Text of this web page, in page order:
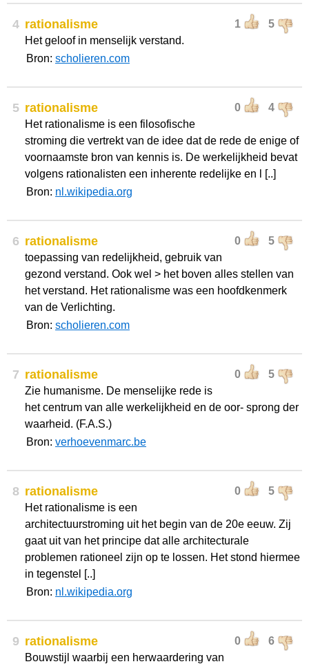
4 1 5
rationalisme
Het geloof in menselijk verstand.
Bron: scholieren.com
5 0 4
rationalisme
Het rationalisme is een filosofische
stroming die vertrekt van de idee dat de rede de enige of
voornaamste bron van kennis is. De werkelijkheid bevat
volgens rationalisten een inherente redelijke en l [..]
Bron: nl.wikipedia.org
6 0 5
rationalisme
toepassing van redelijkheid, gebruik van
gezond verstand. Ook wel > het boven alles stellen van
het verstand. Het rationalisme was een hoofdkenmerk
van de Verlichting.
Bron: scholieren.com
7 0 5
rationalisme
Zie humanisme. De menselijke rede is
het centrum van alle werkelijkheid en de oor- sprong der
waarheid. (F.A.S.)
Bron: verhoevenmarc.be
8 0 5
rationalisme
Het rationalisme is een
architectuurstroming uit het begin van de 20e eeuw. Zij
gaat uit van het principe dat alle architecturale
problemen rationeel zijn op te lossen. Het stond hiermee
in tegenstel [..]
Bron: nl.wikipedia.org
9 0 6
rationalisme
Bouwstijl waarbij een herwaardering van